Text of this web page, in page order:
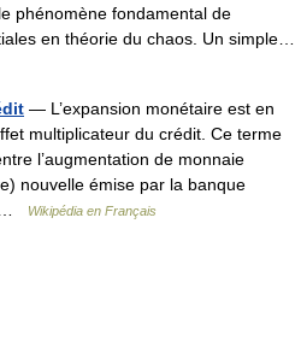
phénomène fondamental de
en théorie du chaos. Un simple…
— L’expansion monétaire est en
multiplicateur du crédit. Ce terme
l’augmentation de monnaie
nouvelle émise par la banque
…
Wikipédia en Français